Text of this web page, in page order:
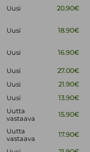
Uusi 20.90€
Uusi 18.90€
Uusi 16.90€
Uusi
27.00€
Uusi
21.90€
Uusi 13.90€
Uutta
vastaava
15.90€
Uutta
vastaava
17.90€